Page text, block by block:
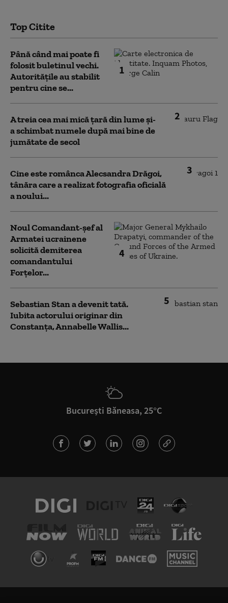
Top Citite
1
Până când mai poate fi
folosit buletinul vechi.
Autoritățile au stabilit
pentru cine se...
2
A treia cea mai mică țară din lume și-
a schimbat numele după mai bine de
jumătate de secol
3
Cine este românca Alecsandra Drăgoi,
tânăra care a realizat fotografia oficială
a noului...
4
Noul Comandant-șef al
Armatei ucrainene
solicită demiterea
comandantului
Forțelor...
5
Sebastian Stan a devenit tată.
Iubita actorului originar din
Constanța, Annabelle Wallis...
București Băneasa, 25°C